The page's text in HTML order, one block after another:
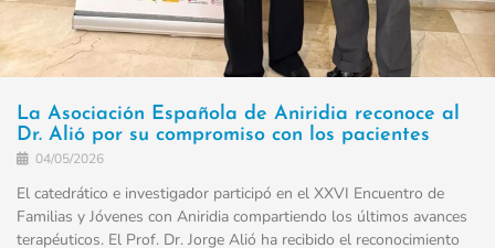
La Asociación Española de Aniridia reconoce al
Dr. Alió por su compromiso con los pacientes
04/05/2026
El catedrático e investigador participó en el XXVI Encuentro de
Familias y Jóvenes con Aniridia compartiendo los últimos avances
terapéuticos. El Prof. Dr. Jorge Alió ha recibido el reconocimiento